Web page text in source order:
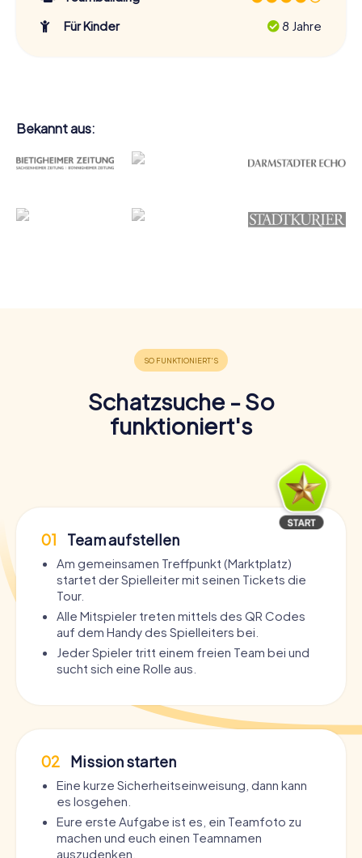
Für Kinder
8 Jahre
Bekannt aus:
Schatzsuche - So
funktioniert's
01 Team aufstellen
Am gemeinsamen Treffpunkt (Marktplatz)
startet der Spielleiter mit seinen Tickets die
Tour.
Alle Mitspieler treten mittels des QR Codes
auf dem Handy des Spielleiters bei.
Jeder Spieler tritt einem freien Team bei und
sucht sich eine Rolle aus.
02 Mission starten
Eine kurze Sicherheitseinweisung, dann kann
es losgehen.
Eure erste Aufgabe ist es, ein Teamfoto zu
machen und euch einen Teamnamen
auszudenken.